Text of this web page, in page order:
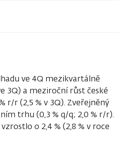
ve 4Q mezikvartálně
3Q) a meziroční růst české
r/r (2,5 % v 3Q). Zveřejněný
trhu (0,3 % q/q; 2,0 % r/r).
o 2,4 % (2,8 % v roce